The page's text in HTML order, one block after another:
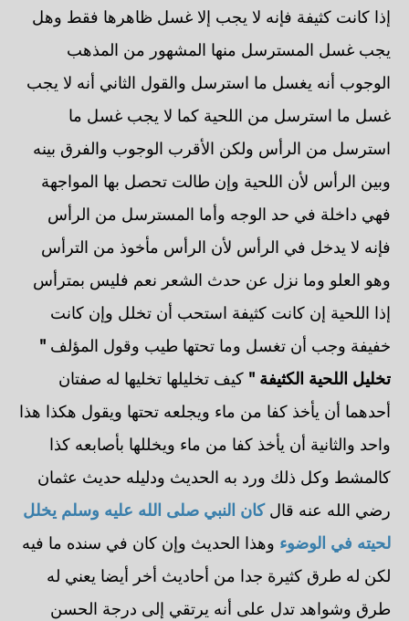
إذا كانت كثيفة فإنه لا يجب إلا غسل ظاهرها فقط وهل
يجب غسل المسترسل منها المشهور من المذهب
الوجوب أنه يغسل ما استرسل والقول الثاني أنه لا يجب
غسل ما استرسل من اللحية كما لا يجب غسل ما
استرسل من الرأس ولكن الأقرب الوجوب والفرق بينه
وبين الرأس لأن اللحية وإن طالت تحصل بها المواجهة
فهي داخلة في حد الوجه وأما المسترسل من الرأس
فإنه لا يدخل في الرأس لأن الرأس مأخوذ من الترأس
وهو العلو وما نزل عن حدث الشعر نعم فليس بمترأس
إذا اللحية إن كانت كثيفة استحب أن تخلل وإن كانت
خفيفة وجب أن تغسل وما تحتها طيب وقول المؤلف "
تخليل اللحية الكثيفة " كيف تخليلها تخليها له صفتان
أحدهما أن يأخذ كفا من ماء ويجلعه تحتها ويقول هكذا هذا
واحد والثانية أن يأخذ كفا من ماء ويخللها بأصابعه كذا
كالمشط وكل ذلك ورد به الحديث ودليله حديث عثمان
رضي الله عنه قالكان النبي صلى الله عليه وسلم يخلل
لحيته في الوضوء وهذا الحديث وإن كان في سنده ما فيه
لكن له طرق كثيرة جدا من أحاديث أخر أيضا يعني له
طرق وشواهد تدل على أنه يرتقي إلى درجة الحسن